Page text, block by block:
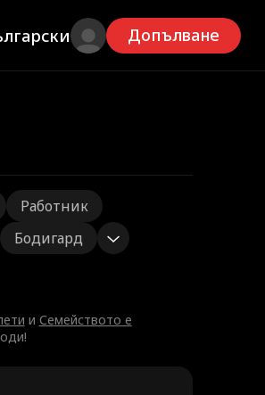
Допълване
Работник
Бодигард
и Семейството е